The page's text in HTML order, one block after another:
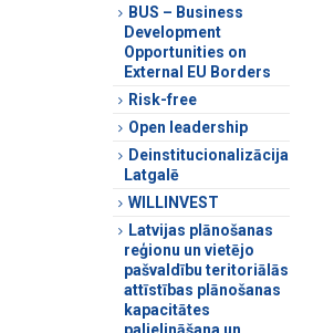
BUS – Business
Development
Opportunities on
External EU Borders
Risk-free
Open leadership
Deinstitucionalizācija
Latgalē
WILLINVEST
Latvijas plānošanas
reģionu un vietējo
pašvaldību teritoriālās
attīstības plānošanas
kapacitātes